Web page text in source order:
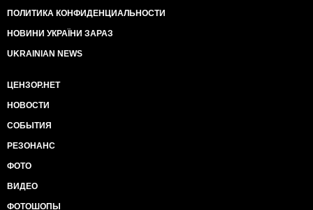
ПОЛИТИКА КОНФИДЕНЦИАЛЬНОСТИ
НОВИНИ УКРАЇНИ ЗАРАЗ
UKRAINIAN NEWS
ЦЕНЗОР.НЕТ
НОВОСТИ
СОБЫТИЯ
РЕЗОНАНС
ФОТО
ВИДЕО
ФОТОШОПЫ